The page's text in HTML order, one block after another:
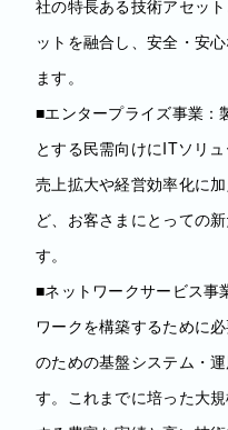
社の特長ある技術アセッ
ットを融合し、安全・安
ます。
■エンタープライズ事業：
とする民需向けにITソリ
売上拡大や経営効率化に
ど、お客さまにとっての
す。
■ネットワークサービス事
ワークを構築するために
のための基盤システム・
す。これまでに培った大